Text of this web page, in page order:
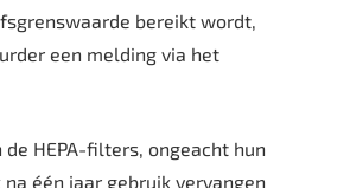
bereikt wordt,
een melding via het
HEPA-filters, ongeacht hun
één jaar gebruik vervangen